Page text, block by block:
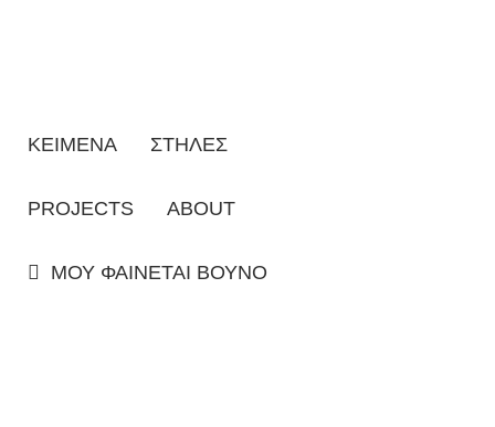
ΚΕΙΜΕΝΑ ΣΤΗΛΕΣ
PROJECTS ABOUT
ΜΟΥ ΦΑΙΝΕΤΑΙ ΒΟΥΝΟ